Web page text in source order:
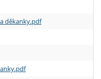
děkanky.pdf